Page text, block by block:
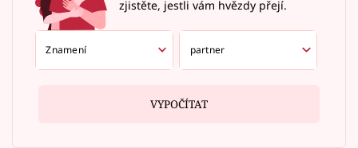
zjistěte, jestli vám hvězdy přejí.
VYPOČÍTAT